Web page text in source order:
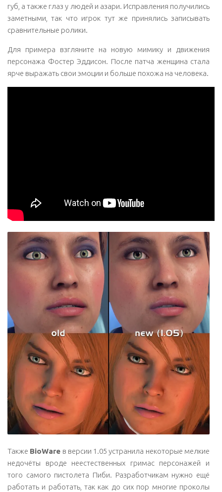
губ, а также глаз у людей и азари. Исправления получились
заметными, так что игрок тут же принялись записывать
сравнительные ролики.
Для примера взгляните на новую мимику и движения
персонажа Фостер Эддисон. После патча женщина стала
ярче выражать свои эмоции и больше похожа на человека.
Также BioWare в версии 1.05 устранила некоторые мелкие
недочёты вроде неестественных гримас персонажей и
того самого пистолета Пиби. Разработчикам нужно ещё
работать и работать, так как до сих пор многие проколы